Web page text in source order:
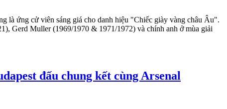
là ứng cử viên sáng giá cho danh hiệu "Chiếc giày vàng châu Âu".
Gerd Muller (1969/1970 & 1971/1972) và chính anh ở mùa giải
đấu chung kết cùng Arsenal